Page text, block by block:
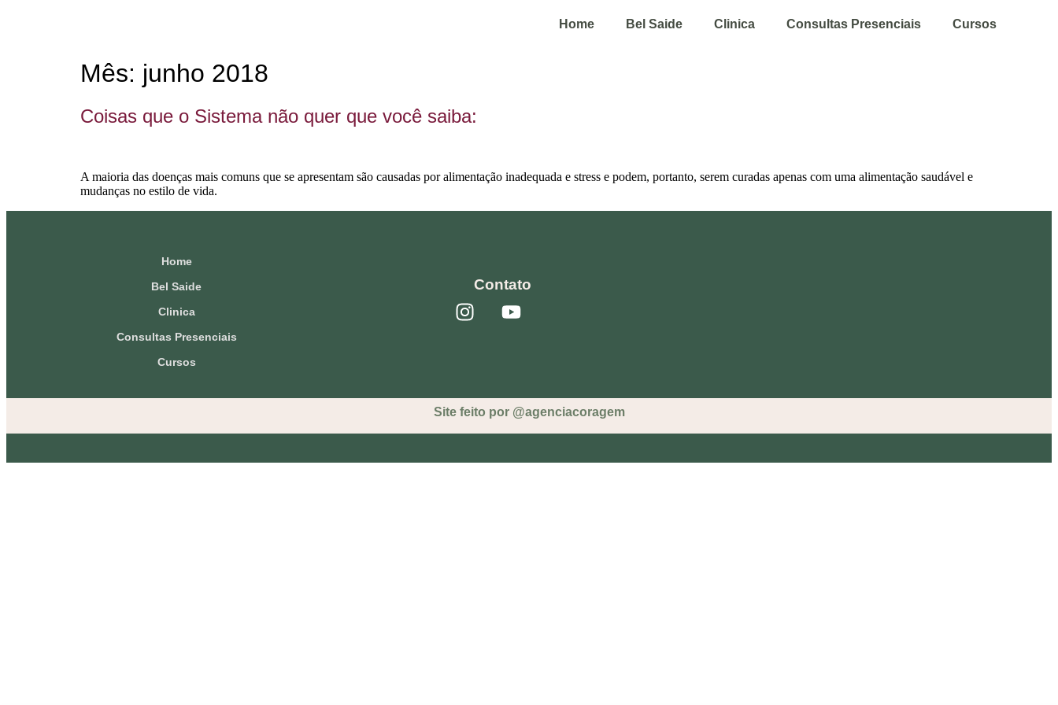
Home Bel Saide Clinica Consultas Presenciais Cursos
Mês: junho 2018
Coisas que o Sistema não quer que você saiba:
A maioria das doenças mais comuns que se apresentam são causadas por alimentação inadequada e stress e podem, portanto, serem curadas apenas com uma alimentação saudável e
mudanças no estilo de vida.
Home
Bel Saide
Clinica
Consultas Presenciais
Cursos
Contato
Site feito por @agenciacoragem